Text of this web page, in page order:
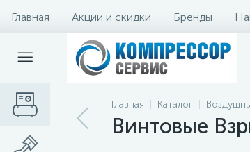
Главная Акции и скидки Бренды
Главная Каталог
Винтовые